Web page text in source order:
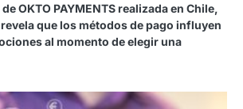
OKTO PAYMENTS realizada en Chile,
que los métodos de pago influyen
al momento de elegir una